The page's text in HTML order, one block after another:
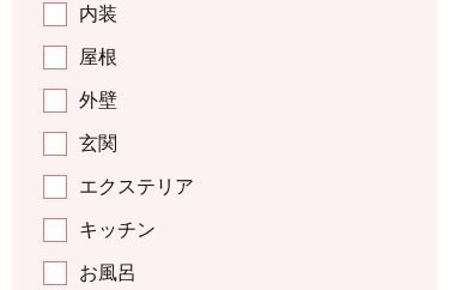
内装
屋根
外壁
玄関
エクステリア
キッチン
お風呂